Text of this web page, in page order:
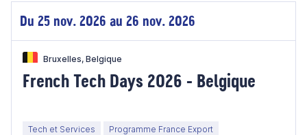
Du 25 nov. 2026 au 26 nov. 2026
Bruxelles, Belgique
French Tech Days 2026 - Belgique
Tech et Services Programme France Export